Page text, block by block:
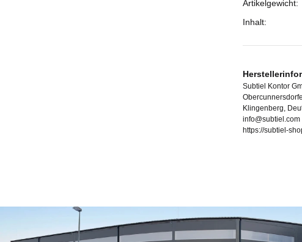
Artikelgewicht:
Inhalt:
Subtiel Kontor
Klingenberg,
info@subtiel.com
https://subtiel-